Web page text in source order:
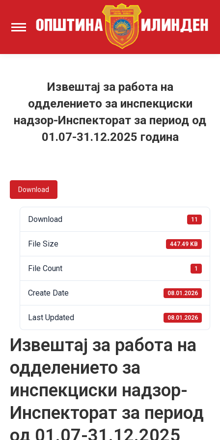
Извештај за работа на
одделението за инспекциски
надзор-Инспекторат за период од
01.07-31.12.2025 година
Download
Download 11
File Size 447.49 KB
File Count 1
Create Date 08.01.2026
Last Updated 08.01.2026
Извештај за работа на
одделението за
инспекциски надзор-
Инспекторат за период
од 01.07-31.12.2025